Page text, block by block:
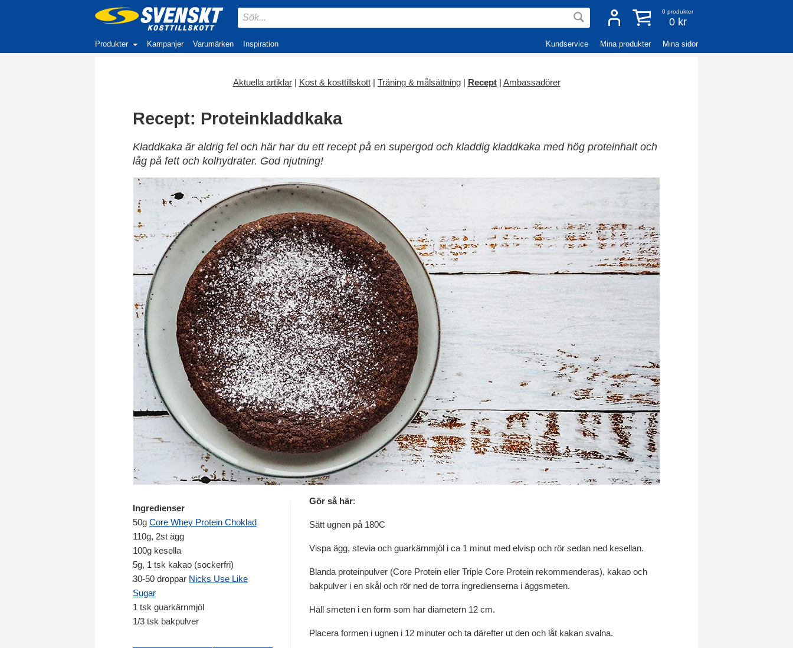
0 produkter
0 kr
Produkter Kampanjer Varumärken Inspiration Kundservice Mina produkter Mina sidor
Aktuella artiklar| Kost & kosttillskott| Träning & målsättning| Recept| Ambassadörer
Recept: Proteinkladdkaka
Kladdkaka är aldrig fel och här har du ett recept på en supergod och kladdig kladdkaka med hög proteinhalt och
låg på fett och kolhydrater. God njutning!
Ingredienser
50g Core Whey Protein Choklad
110g, 2st ägg
100g kesella
5g, 1 tsk kakao (sockerfri)
30-50 droppar Nicks Use Like
Sugar
1 tsk guarkärnmjöl
1/3 tsk bakpulver
Gör så här:
Sätt ugnen på 180C
Vispa ägg, stevia och guarkärnmjöl i ca 1 minut med elvisp och rör sedan ned kesellan.
Blanda proteinpulver (Core Protein eller Triple Core Protein rekommenderas), kakao och
bakpulver i en skål och rör ned de torra ingredienserna i äggsmeten.
Häll smeten i en form som har diametern 12 cm.
Placera formen i ugnen i 12 minuter och ta därefter ut den och låt kakan svalna.